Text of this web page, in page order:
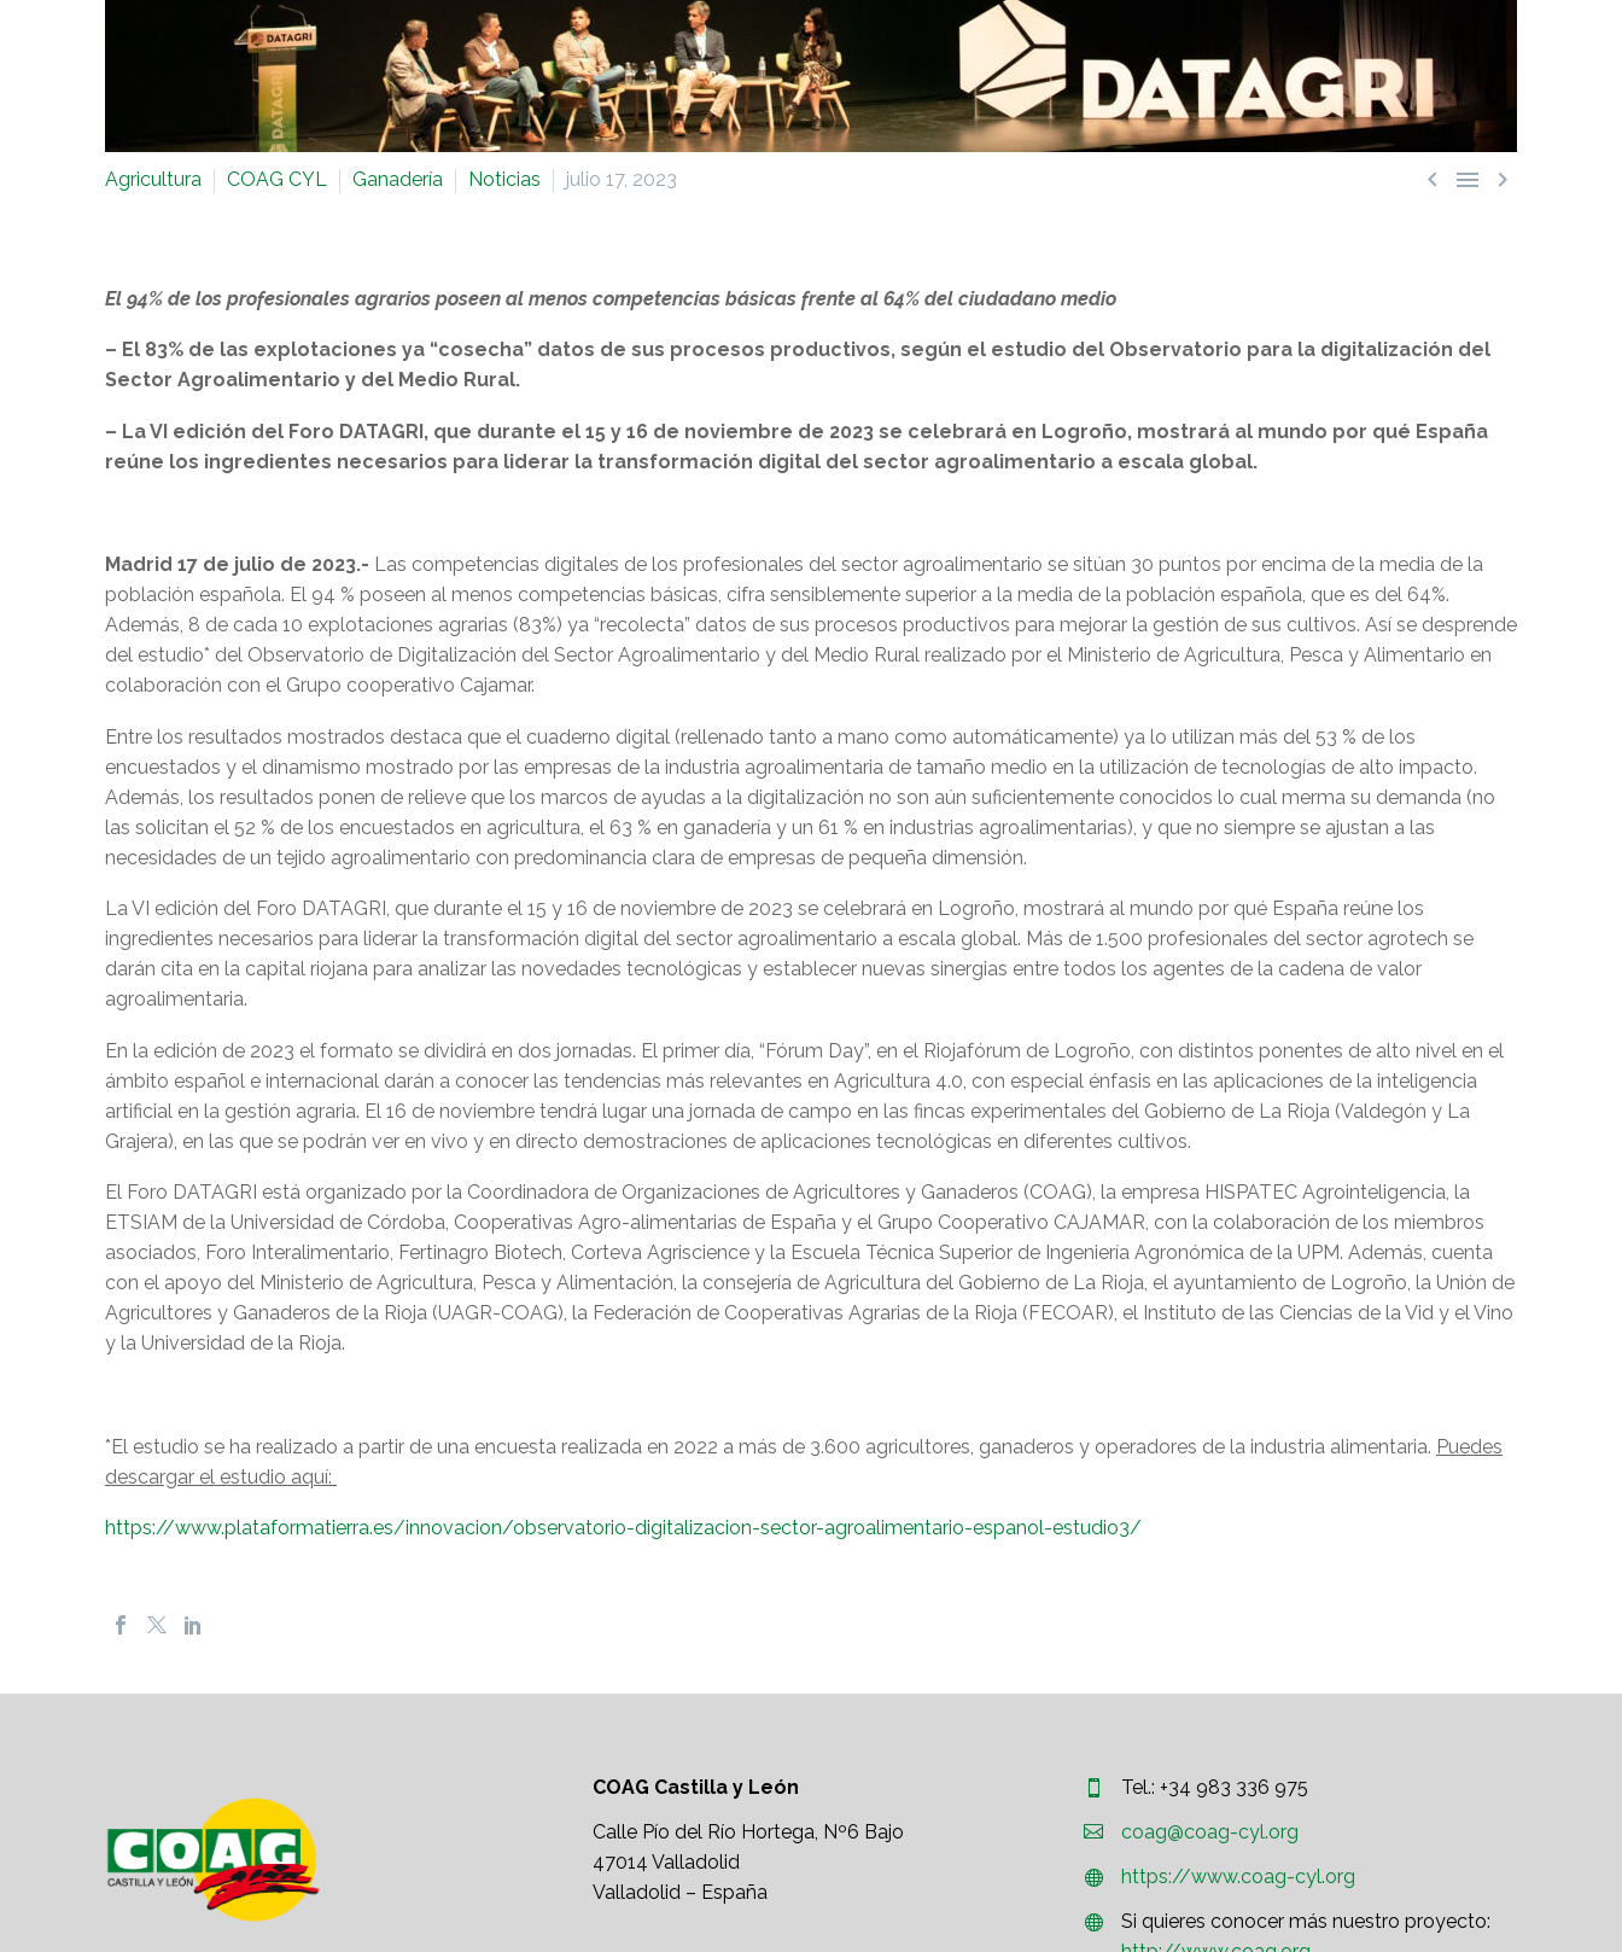
  
Agricultura COAG CYL Ganadería Noticias julio 17, 2023
El 94% de los profesionales agrarios poseen al menos competencias básicas frente al 64% del ciudadano medio
– El 83% de las explotaciones ya “cosecha” datos de sus procesos productivos, según el estudio del Observatorio para la digitalización del
Sector Agroalimentario y del Medio Rural.
– La VI edición del Foro DATAGRI, que durante el 15 y 16 de noviembre de 2023 se celebrará en Logroño, mostrará al mundo por qué España
reúne los ingredientes necesarios para liderar la transformación digital del sector agroalimentario a escala global.
Madrid 17 de julio de 2023.- Las competencias digitales de los profesionales del sector agroalimentario se sitúan 30 puntos por encima de la media de la
población española. El 94 % poseen al menos competencias básicas, cifra sensiblemente superior a la media de la población española, que es del 64%.
Además, 8 de cada 10 explotaciones agrarias (83%) ya “recolecta” datos de sus procesos productivos para mejorar la gestión de sus cultivos. Así se desprende
del estudio* del Observatorio de Digitalización del Sector Agroalimentario y del Medio Rural realizado por el Ministerio de Agricultura, Pesca y Alimentario en
colaboración con el Grupo cooperativo Cajamar.
Entre los resultados mostrados destaca que el cuaderno digital (rellenado tanto a mano como automáticamente) ya lo utilizan más del 53 % de los
encuestados y el dinamismo mostrado por las empresas de la industria agroalimentaria de tamaño medio en la utilización de tecnologías de alto impacto.
Además, los resultados ponen de relieve que los marcos de ayudas a la digitalización no son aún suficientemente conocidos lo cual merma su demanda (no
las solicitan el 52 % de los encuestados en agricultura, el 63 % en ganadería y un 61 % en industrias agroalimentarias), y que no siempre se ajustan a las
necesidades de un tejido agroalimentario con predominancia clara de empresas de pequeña dimensión.
La VI edición del Foro DATAGRI, que durante el 15 y 16 de noviembre de 2023 se celebrará en Logroño, mostrará al mundo por qué España reúne los
ingredientes necesarios para liderar la transformación digital del sector agroalimentario a escala global. Más de 1.500 profesionales del sector agrotech se
darán cita en la capital riojana para analizar las novedades tecnológicas y establecer nuevas sinergias entre todos los agentes de la cadena de valor
agroalimentaria.
En la edición de 2023 el formato se dividirá en dos jornadas. El primer día, “Fórum Day”, en el Riojafórum de Logroño, con distintos ponentes de alto nivel en el
ámbito español e internacional darán a conocer las tendencias más relevantes en Agricultura 4.0, con especial énfasis en las aplicaciones de la inteligencia
artificial en la gestión agraria. El 16 de noviembre tendrá lugar una jornada de campo en las fincas experimentales del Gobierno de La Rioja (Valdegón y La
Grajera), en las que se podrán ver en vivo y en directo demostraciones de aplicaciones tecnológicas en diferentes cultivos.
El Foro DATAGRI está organizado por la Coordinadora de Organizaciones de Agricultores y Ganaderos (COAG), la empresa HISPATEC Agrointeligencia, la
ETSIAM de la Universidad de Córdoba, Cooperativas Agro-alimentarias de España y el Grupo Cooperativo CAJAMAR, con la colaboración de los miembros
asociados, Foro Interalimentario, Fertinagro Biotech, Corteva Agriscience y la Escuela Técnica Superior de Ingeniería Agronómica de la UPM. Además, cuenta
con el apoyo del Ministerio de Agricultura, Pesca y Alimentación, la consejería de Agricultura del Gobierno de La Rioja, el ayuntamiento de Logroño, la Unión de
Agricultores y Ganaderos de la Rioja (UAGR-COAG), la Federación de Cooperativas Agrarias de la Rioja (FECOAR), el Instituto de las Ciencias de la Vid y el Vino
y la Universidad de la Rioja.
*El estudio se ha realizado a partir de una encuesta realizada en 2022 a más de 3.600 agricultores, ganaderos y operadores de la industria alimentaria. Puedes
descargar el estudio aquí:
https://www.plataformatierra.es/innovacion/observatorio-digitalizacion-sector-agroalimentario-espanol-estudio3/
COAG Castilla y León
Calle Pío del Río Hortega, Nº6 Bajo
47014 Valladolid
Valladolid – España

 Tel.: +34 983 336 975

 coag@coag-cyl.org

 https://www.coag-cyl.org


Si quieres conocer más nuestro proyecto: